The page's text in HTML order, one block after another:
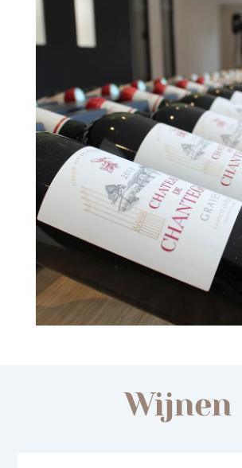
Nieuwe tekst
Wijnen